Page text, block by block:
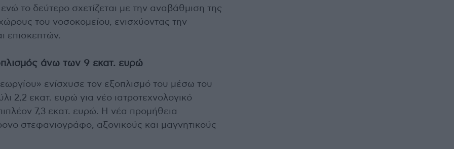
το δεύτερο σχετίζεται με την αναβάθμιση της
του νοσοκομείου, ενισχύοντας την
επισκεπτών.
άνω των 9 εκατ. ευρώ
ενίσχυσε τον εξοπλισμό του μέσω του
2,2 εκατ. ευρώ για νέο ιατροτεχνολογικό
7,3 εκατ. ευρώ. Η νέα προμήθεια
στεφανιογράφο, αξονικούς και μαγνητικούς